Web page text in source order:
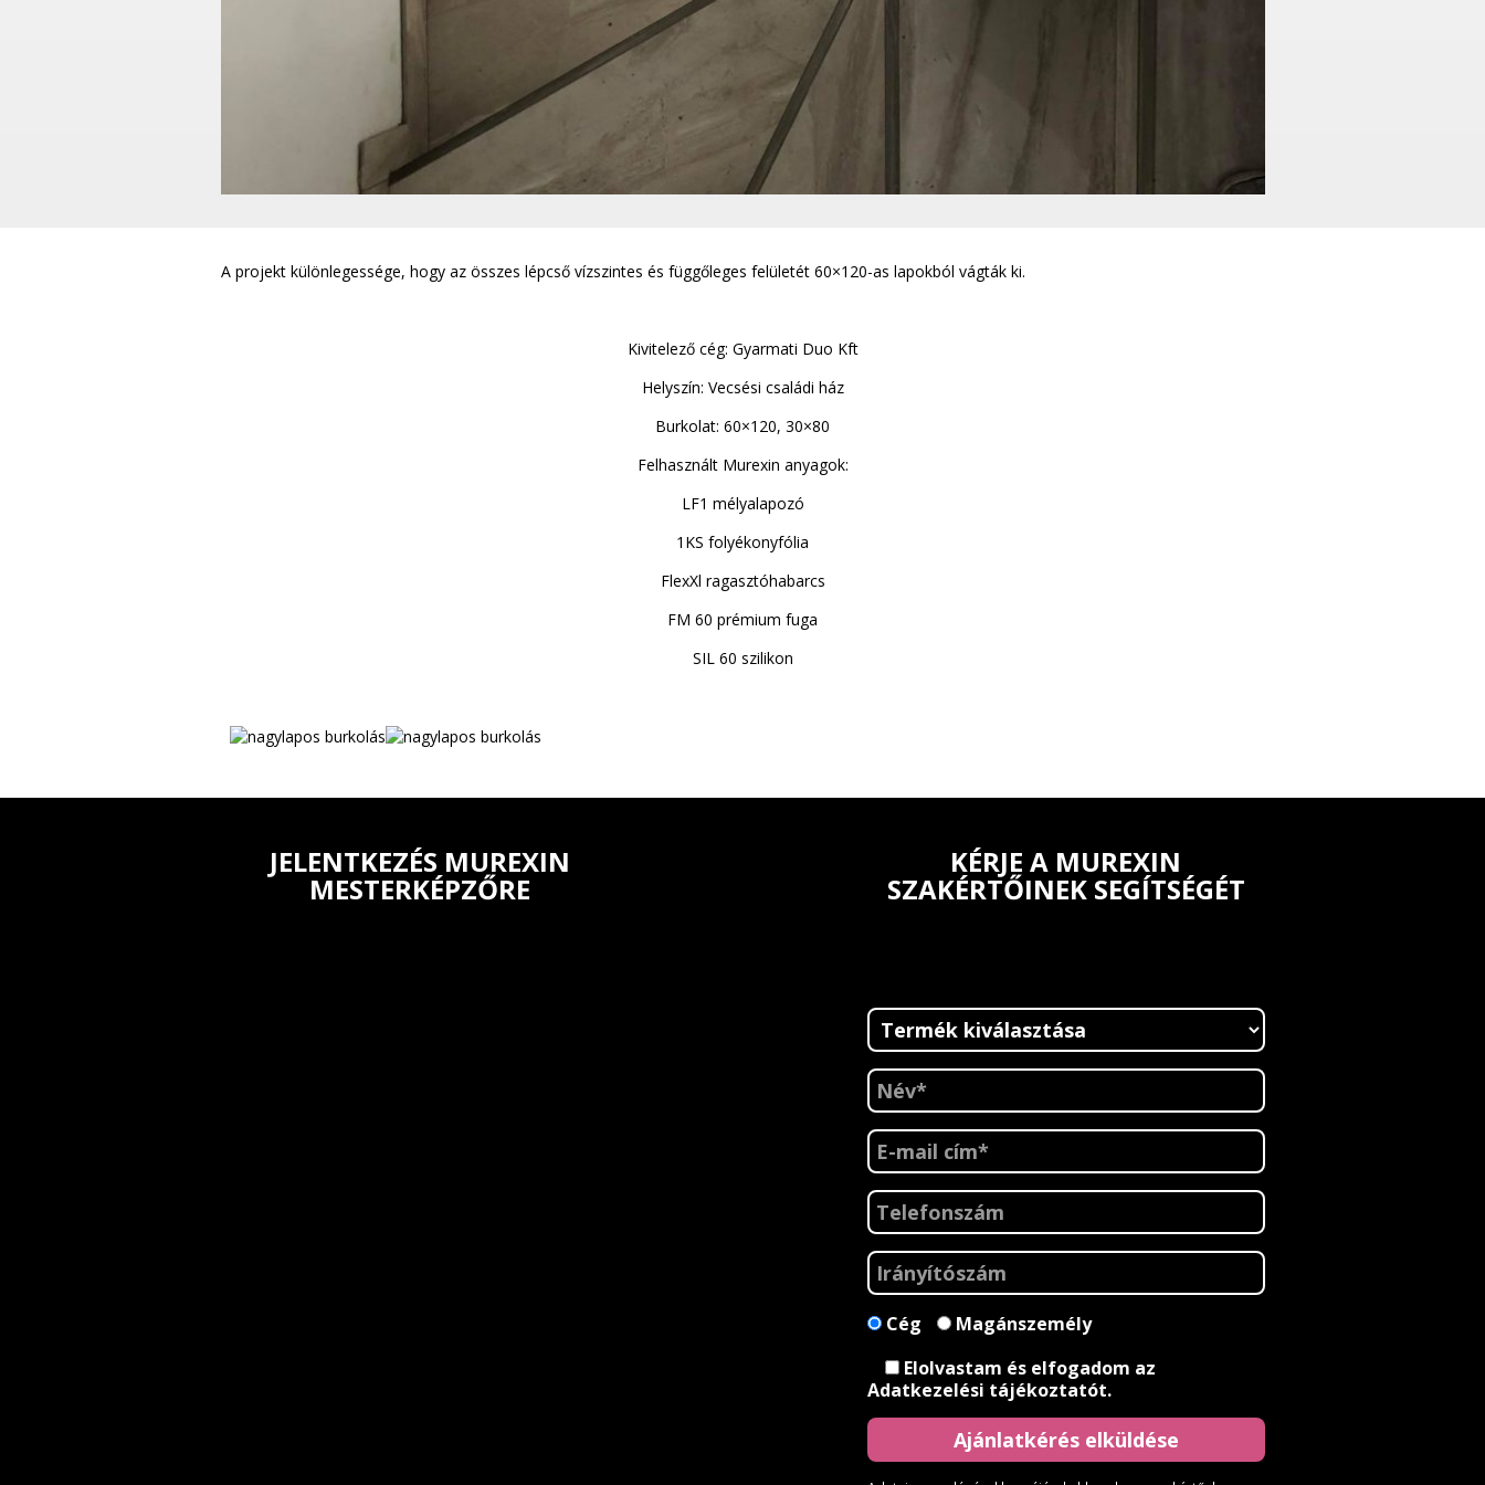
A projekt különlegessége, hogy az összes lépcső vízszintes és függőleges felületét 60×120-as lapokból vágták ki.
Kivitelező cég: Gyarmati Duo Kft
Helyszín: Vecsési családi ház
Burkolat: 60×120, 30×80
Felhasznált Murexin anyagok:
LF1 mélyalapozó
1KS folyékonyfólia
FlexXl ragasztóhabarcs
FM 60 prémium fuga
SIL 60 szilikon
JELENTKEZÉS MUREXIN
MESTERKÉPZŐRE
KÉRJE A MUREXIN
SZAKÉRTŐINEK SEGÍTSÉGÉT
Cég
Magánszemély
Elolvastam és elfogadom az
Adatkezelési tájékoztatót.